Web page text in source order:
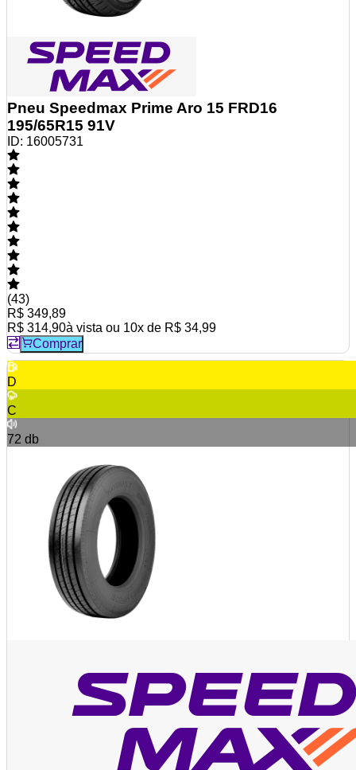
Pneu Speedmax Prime Aro 15 FRD16
195/65R15 91V
ID: 16005731
(43)
R$ 349,89
R$ 314,90à vista ou 10x de R$ 34,99
Comprar
D
C
72 db